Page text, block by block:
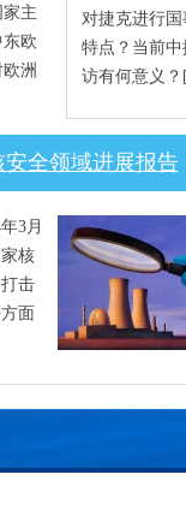
主
欧
洲
对捷克进行
特点？当前
访有何意义？
全领域进展报告
3月
核
击
面